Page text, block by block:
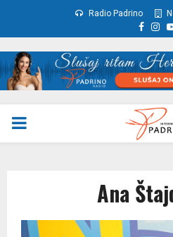
Radio Padrino
PRIMARY
Ana